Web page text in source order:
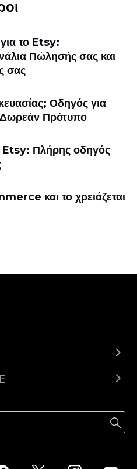
το Etsy:
Πώλησής σας και
σας
Οδηγός για
Δωρεάν Πρότυπο
Πλήρης οδηγός
και το χρειάζεται